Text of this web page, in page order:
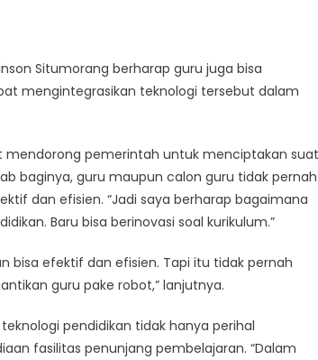
Situmorang berharap guru juga bisa
mengintegrasikan teknologi tersebut dalam
mendorong pemerintah untuk menciptakan
baginya, guru maupun calon guru tidak pernah
dan efisien. “Jadi saya berharap bagaimana
Baru bisa berinovasi soal kurikulum.”
bisa efektif dan efisien. Tapi itu tidak pernah
guru pake robot,” lanjutnya.
pendidikan tidak hanya perihal
fasilitas penunjang pembelajaran. “Dalam